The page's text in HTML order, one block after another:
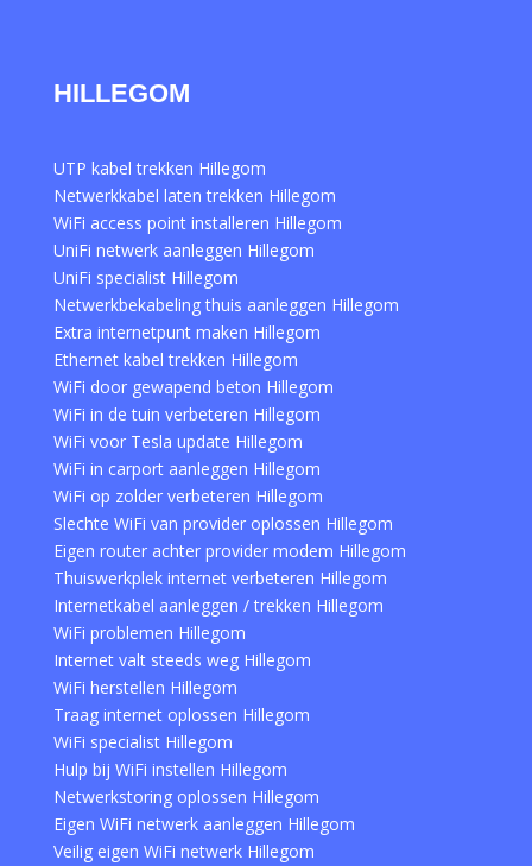
HILLEGOM
UTP kabel trekken Hillegom
Netwerkkabel laten trekken Hillegom
WiFi access point installeren Hillegom
UniFi netwerk aanleggen Hillegom
UniFi specialist Hillegom
Netwerkbekabeling thuis aanleggen Hillegom
Extra internetpunt maken Hillegom
Ethernet kabel trekken Hillegom
WiFi door gewapend beton Hillegom
WiFi in de tuin verbeteren Hillegom
WiFi voor Tesla update Hillegom
WiFi in carport aanleggen Hillegom
WiFi op zolder verbeteren Hillegom
Slechte WiFi van provider oplossen Hillegom
Eigen router achter provider modem Hillegom
Thuiswerkplek internet verbeteren Hillegom
Internetkabel aanleggen / trekken Hillegom
WiFi problemen Hillegom
Internet valt steeds weg Hillegom
WiFi herstellen Hillegom
Traag internet oplossen Hillegom
WiFi specialist Hillegom
Hulp bij WiFi instellen Hillegom
Netwerkstoring oplossen Hillegom
Eigen WiFi netwerk aanleggen Hillegom
Veilig eigen WiFi netwerk Hillegom